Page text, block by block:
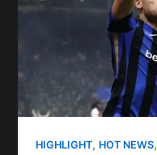
HIGHLIGHT, HOT NEWS,